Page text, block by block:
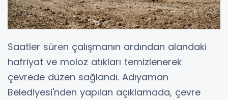
Saatler süren çalışmanın ardından alandaki
hafriyat ve moloz atıkları temizlenerek
çevrede düzen sağlandı. Adıyaman
Belediyesi'nden yapılan açıklamada, çevre